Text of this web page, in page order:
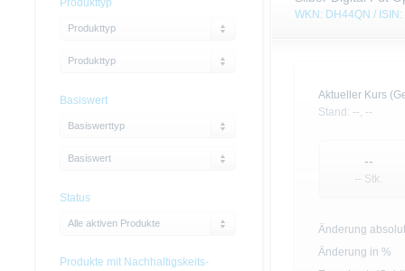
WKN: DH44QN /
Aktueller Kurs
Stand: --, --
--
-- Stk.
Änderung absolut
Änderung in %
Produkttyp
Produkttyp
Produkttyp
Basiswert
Basiswerttyp
Basiswert
Status
Alle aktiven Produkte
Produkte mit Nachhaltigskeits-